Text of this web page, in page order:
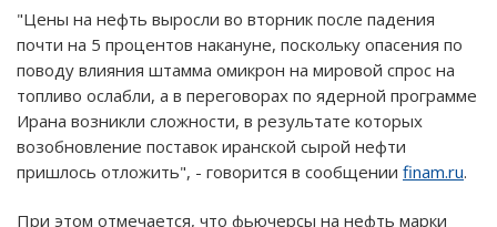
"Цены на нефть выросли во вторник после падения
почти на 5 процентов накануне, поскольку опасения по
поводу влияния штамма омикрон на мировой спрос на
топливо ослабли, а в переговорах по ядерной программе
Ирана возникли сложности, в результате которых
возобновление поставок иранской сырой нефти
пришлось отложить", - говорится в сообщении finam.ru.
При этом отмечается, что фьючерсы на нефть марки